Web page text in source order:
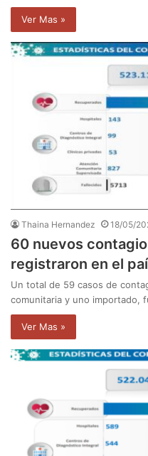
Ver Mas »
Thaina Hernandez 18/05/
60 nuevos
registraron en el
Un total de 59 casos de
comunitaria y uno importado,
Ver Mas »